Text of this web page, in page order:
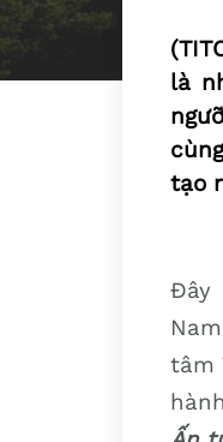
là
tạo
Đây
tâm